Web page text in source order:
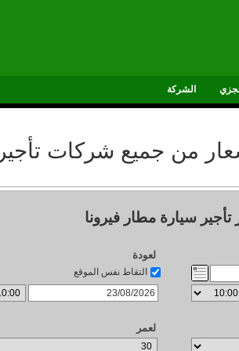
الشركة
من جميع شركات
تأجير سيارة مطار فيرونا
لعودة
التقاط نفس الموقع
لعمر